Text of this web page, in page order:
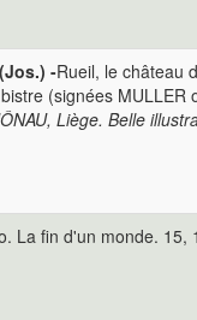
-Rueil, le château
(signées
Liège. Belle
La fin d'un monde. 15,